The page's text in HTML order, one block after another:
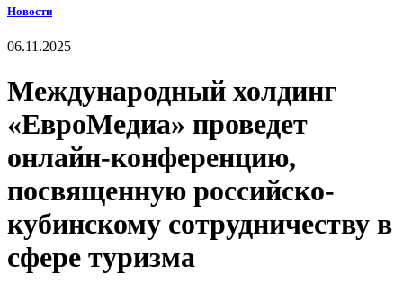
Новости
06.11.2025
Международный холдинг
«ЕвроМедиа» проведет
онлайн-конференцию,
посвященную российско-
кубинскому сотрудничеству в
сфере туризма